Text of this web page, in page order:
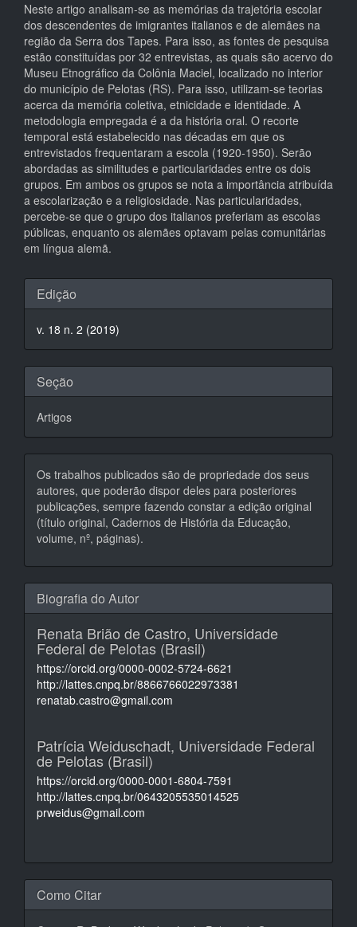
Neste artigo analisam-se as memórias da trajetória escolar
dos descendentes de imigrantes italianos e de alemães na
região da Serra dos Tapes. Para isso, as fontes de pesquisa
estão constituídas por 32 entrevistas, as quais são acervo do
Museu Etnográfico da Colônia Maciel, localizado no interior
do município de Pelotas (RS). Para isso, utilizam-se teorias
acerca da memória coletiva, etnicidade e identidade. A
metodologia empregada é a da história oral. O recorte
temporal está estabelecido nas décadas em que os
entrevistados frequentaram a escola (1920-1950). Serão
abordadas as similitudes e particularidades entre os dois
grupos. Em ambos os grupos se nota a importância atribuída
a escolarização e a religiosidade. Nas particularidades,
percebe-se que o grupo dos italianos preferiam as escolas
públicas, enquanto os alemães optavam pelas comunitárias
em língua alemã.
Detalhes
do
artigo
Edição
v. 18 n. 2 (2019)
Seção
Artigos
Os trabalhos publicados são de propriedade dos seus
autores, que poderão dispor deles para posteriores
publicações, sempre fazendo constar a edição original
(título original, Cadernos de História da Educação,
volume, nº, páginas).
Biografia do Autor
Renata Brião de Castro, Universidade
Federal de Pelotas (Brasil)
https://orcid.org/0000-0002-5724-6621
http://lattes.cnpq.br/8866766022973381
renatab.castro@gmail.com
Patrícia Weiduschadt, Universidade Federal
de Pelotas (Brasil)
https://orcid.org/0000-0001-6804-7591
http://lattes.cnpq.br/0643205535014525
prweidus@gmail.com
Como Citar